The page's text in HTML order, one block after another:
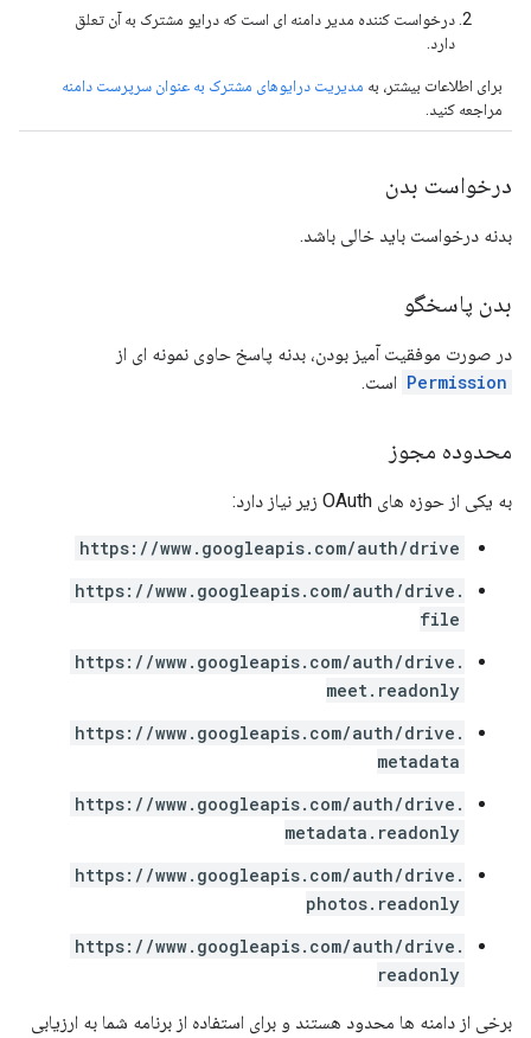
درخواست کننده مدیر دامنه ای است که درایو مشترک به آن تعلق
دارد.
برای اطلاعات بیشتر، به مدیریت درایوهای مشترک به عنوان سرپرست دامنه
مراجعه کنید.
درخواست بدن
بدنه درخواست باید خالی باشد.
بدن پاسخگو
در صورت موفقیت آمیز بودن، بدنه پاسخ حاوی نمونه ای از
Permission است.
محدوده مجوز
به یکی از حوزه های OAuth زیر نیاز دارد:
https://www.googleapis.com/auth/drive
https://www.googleapis.com/auth/drive.
file
https://www.googleapis.com/auth/drive.
meet.readonly
https://www.googleapis.com/auth/drive.
metadata
https://www.googleapis.com/auth/drive.
metadata.readonly
https://www.googleapis.com/auth/drive.
photos.readonly
https://www.googleapis.com/auth/drive.
readonly
برخی از دامنه ها محدود هستند و برای استفاده از برنامه شما به ارزیابی